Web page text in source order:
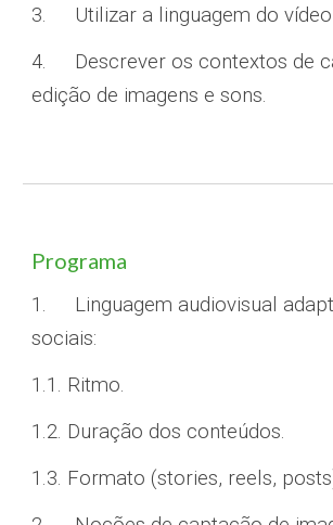
3.
Utilizar a linguagem do
4.
Descrever os contextos de
edição de imagens e sons.
Programa
1.
Linguagem audiovisual
sociais:
1.1. Ritmo.
1.2. Duração dos conteúdos.
1.3. Formato (stories, reels,